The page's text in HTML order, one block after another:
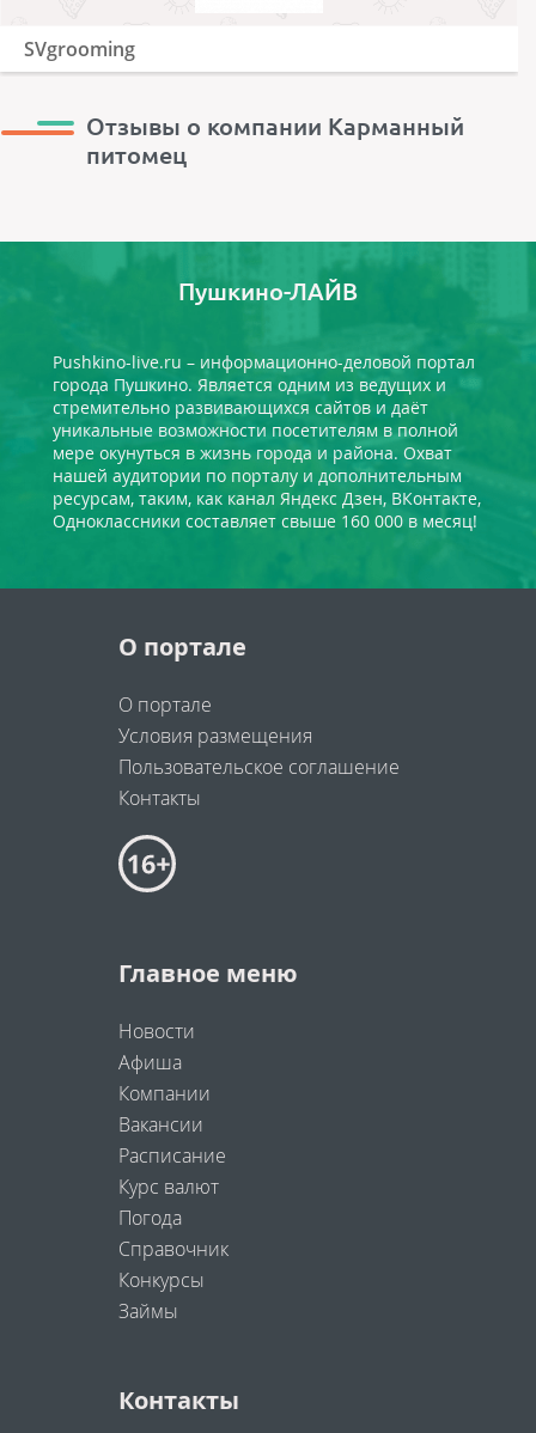
SVgrooming
Отзывы о компании Карманный
питомец
Пушкино-ЛАЙВ
Pushkino-live.ru – информационно-деловой портал
города Пушкино. Является одним из ведущих и
стремительно развивающихся сайтов и даёт
уникальные возможности посетителям в полной
мере окунуться в жизнь города и района. Охват
нашей аудитории по порталу и дополнительным
ресурсам, таким, как канал Яндекс Дзен, ВКонтакте,
Одноклассники составляет свыше 160 000 в месяц!
О портале
О портале
Условия размещения
Пользовательское соглашение
Контакты
Главное меню
Новости
Афиша
Компании
Вакансии
Расписание
Курс валют
Погода
Справочник
Конкурсы
Займы
Контакты